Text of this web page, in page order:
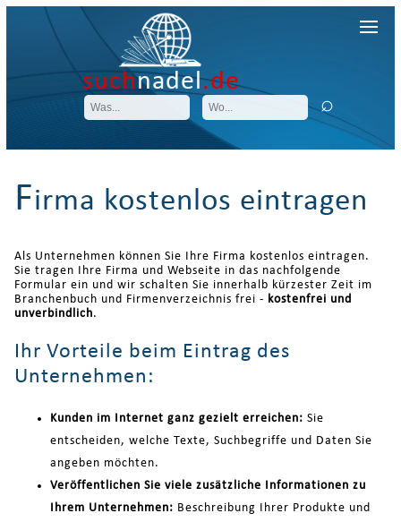
suchnadel.de
Firma kostenlos eintragen
Als Unternehmen können Sie Ihre Firma kostenlos eintragen.
Sie tragen Ihre Firma und Webseite in das nachfolgende
Formular ein und wir schalten Sie innerhalb kürzester Zeit im
Branchenbuch und Firmenverzeichnis frei - kostenfrei und
unverbindlich.
Ihr Vorteile beim Eintrag des
Unternehmen:
Kunden im Internet ganz gezielt erreichen: Sie
entscheiden, welche Texte, Suchbegriffe und Daten Sie
angeben möchten.
Veröffentlichen Sie viele zusätzliche Informationen zu
Ihrem Unternehmen: Beschreibung Ihrer Produkte und